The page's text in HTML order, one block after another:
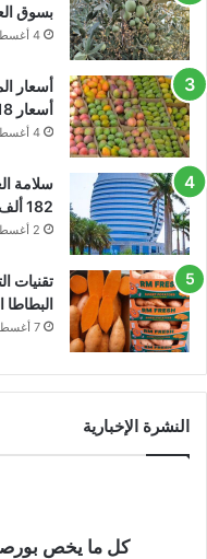
بسوق
4 أغسطس، 2026
أسعار
أسعار 18 صنفًا
4 أغسطس، 2026
182 ألف طن والسودان أكبر الأسواق المستقبلة
2 أغسطس، 2026
تقنيات
البطاطا
7 أغسطس، 2026
النشرة الإخبارية
كل ما يخص بورصة